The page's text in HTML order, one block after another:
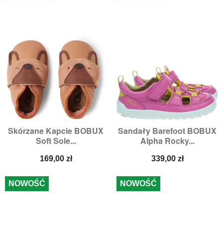
Skórzane Kapcie BOBUX
Soft Sole...
Cena
169,00 zł
Sandały Barefoot BOBUX
Alpha Rocky...
Cena
339,00 zł
NOWOŚĆ NOWOŚĆ